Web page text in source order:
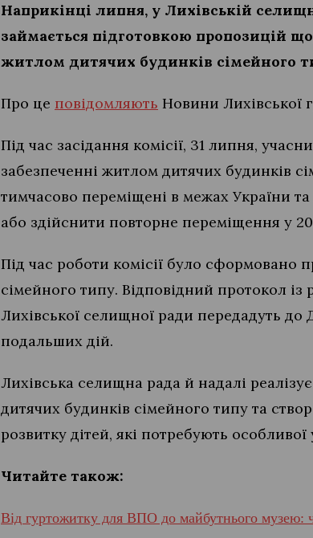
Наприкінці липня, у Лихівській
займається підготовкою пропозицій
житлом дитячих будинків сімейного
Про це повідомляють Новини Лихівської
Під час засідання комісії, 31 липня,
забезпеченні житлом дитячих будинків
тимчасово переміщені в межах України
або здійснити повторне переміщення у
Під час роботи комісії було сформовано
сімейного типу. Відповідний протокол
Лихівської селищної ради передадуть до
подальших дій.
Лихівська селищна рада й надалі
дитячих будинків сімейного типу та
розвитку дітей, які потребують особливої
Читайте також:
Від гуртожитку для ВПО до майбутнього музею: